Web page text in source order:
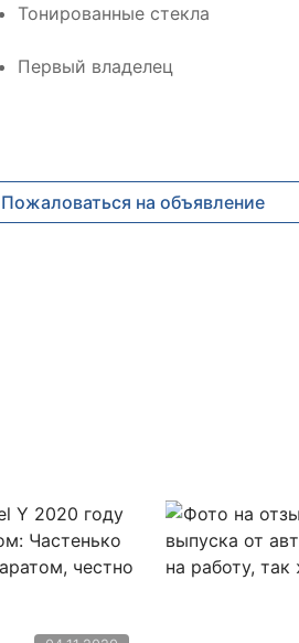
Тонированные стекла
Первый владелец
Пожаловаться на объявление